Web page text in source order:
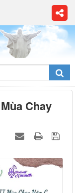
Chay